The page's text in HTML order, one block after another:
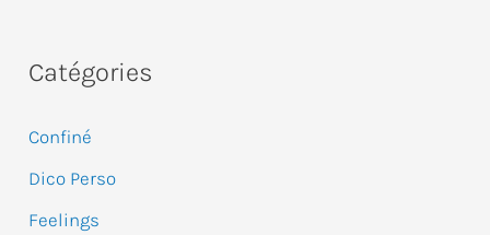
h
r
c
h
Catégories
Confiné
Dico Perso
Feelings